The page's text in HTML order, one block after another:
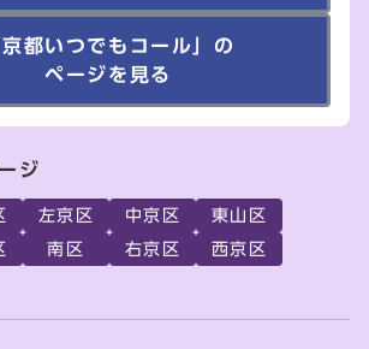
京都いつでもコール」の
ページを見る
ジ
左京区 中京区
東山区
南区 右京区
西京区